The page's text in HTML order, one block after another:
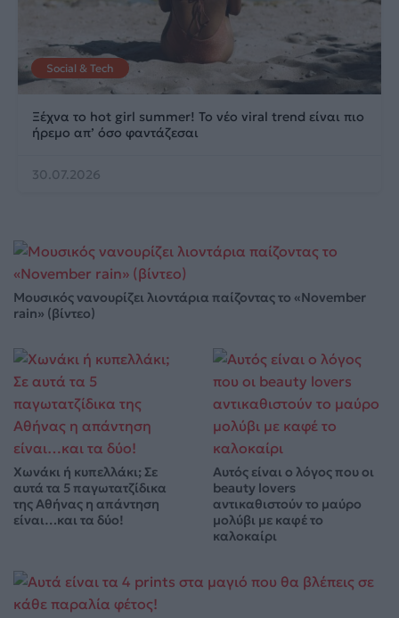
Social & Tech
Ξέχνα το hot girl summer! Το νέο viral trend είναι πιο
ήρεμο απ’ όσο φαντάζεσαι
30.07.2026
Μουσικός νανουρίζει λιοντάρια παίζοντας το «November
rain» (βίντεο)
Χωνάκι ή κυπελλάκι; Σε
αυτά τα 5 παγωτατζίδικα
της Αθήνας η απάντηση
είναι…και τα δύο!
Αυτός είναι ο λόγος που οι
beauty lovers
αντικαθιστούν το μαύρο
μολύβι με καφέ το
καλοκαίρι